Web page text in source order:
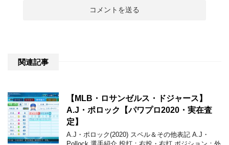
関連記事
【MLB・ロサンゼルス・ドジャース】
A.J・ポロック【パワプロ2020・実在査
定】
A.J・ポロック(2020) スペル＆その他表記 A.J・